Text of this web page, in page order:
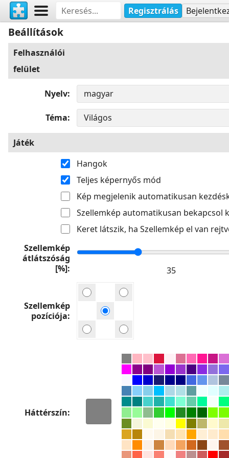
Regisztrálás
Beállítások
Felhasználói
felület
Nyelv
Téma
Játék
Hangok
Teljes képernyős mód
Kép megjelenik automatikusan
Szellemkép automatikusan bekapcsol
Keret látszik, ha Szellemkép el van
Szellemkép
átlátszóság
[%]
Szellemkép
pozíciója
Háttérszín